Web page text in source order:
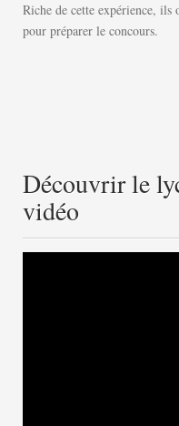
Riche de cette expérience, ils
pour préparer le concours.
Découvrir le
vidéo